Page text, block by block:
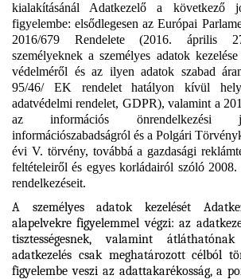
kialakításánál Adatkezelő a következő
figyelembe: elsődlegesen az Európai
2016/679 Rendelete (2016. április
személyeknek a személyes adatok
védelméről és az ilyen adatok szabad
95/46/ EK rendelet hatályon kívül
adatvédelmi rendelet, GDPR), valamint a
az információs
információszabadságról és a Polgári
évi V. törvény, továbbá a gazdasági
feltételeiről és egyes korládairól szóló
rendelkezéseit.
A személyes adatok kezelését
alapelvekre figyelemmel végzi: az
tisztességesnek, valamint
adatkezelés csak meghatározott célból
figyelembe veszi az adattakarékosság, a